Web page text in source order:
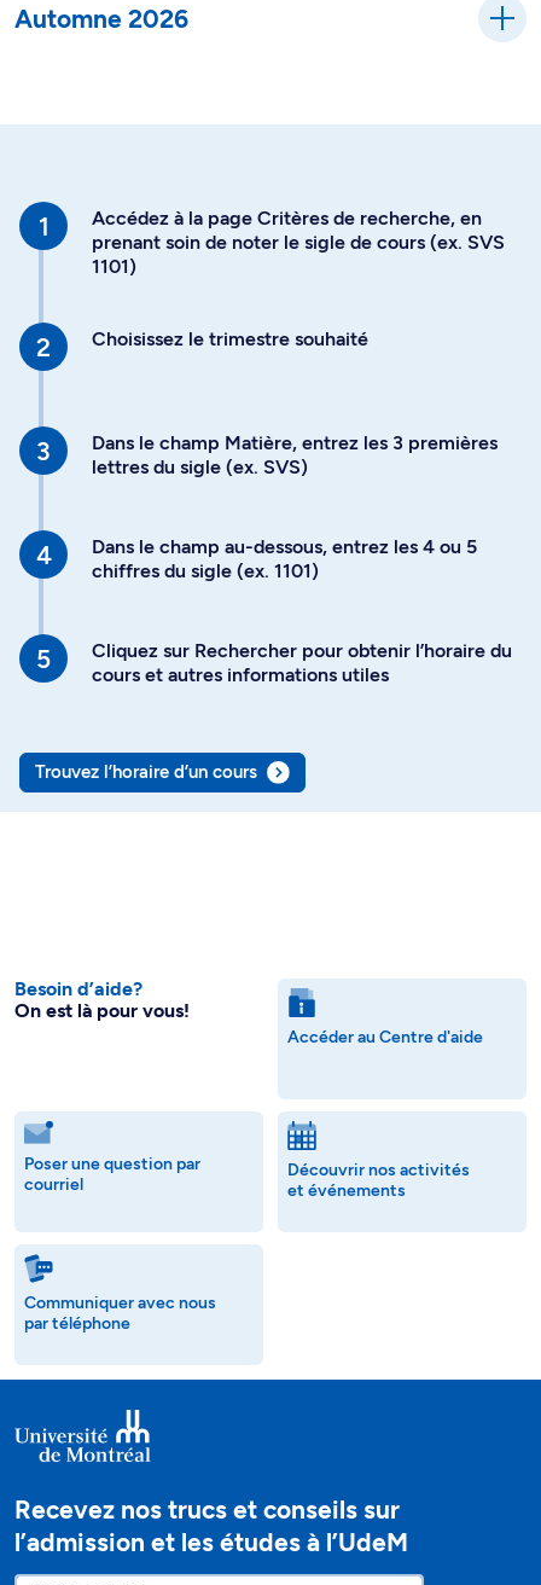
Automne 2026
Accédez à la page Critères de recherche, en
prenant soin de noter le sigle de cours (ex. SVS
1101)
Choisissez le trimestre souhaité
Dans le champ Matière, entrez les 3 premières
lettres du sigle (ex. SVS)
Dans le champ au-dessous, entrez les 4 ou 5
chiffres du sigle (ex. 1101)
Cliquez sur Rechercher pour obtenir l’horaire du
cours et autres informations utiles
Trouvez l’horaire d’un cours
Besoin d’aide?
On est là pour vous!
Accéder au Centre d'aide
Poser une question par
courriel
Découvrir nos activités
et événements
Communiquer avec nous
par téléphone
Recevez nos trucs et conseils sur
l’admission et les études à l’UdeM